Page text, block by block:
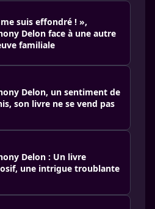
me suis effondré ! »,
Delon face à une autre
familiale
Delon, un sentiment de
son livre ne se vend pas
Delon : Un livre
une intrigue troublante